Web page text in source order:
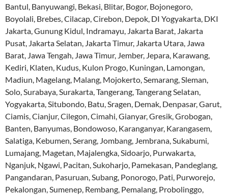
Bantul, Banyuwangi, Bekasi, Blitar, Bogor, Bojonegoro,
Boyolali, Brebes, Cilacap, Cirebon, Depok, DI Yogyakarta, DKI
Jakarta, Gunung Kidul, Indramayu, Jakarta Barat, Jakarta
Pusat, Jakarta Selatan, Jakarta Timur, Jakarta Utara, Jawa
Barat, Jawa Tengah, Jawa Timur, Jember, Jepara, Karawang,
Kediri, Klaten, Kudus, Kulon Progo, Kuningan, Lamongan,
Madiun, Magelang, Malang, Mojokerto, Semarang, Sleman,
Solo, Surabaya, Surakarta, Tangerang, Tangerang Selatan,
Yogyakarta, Situbondo, Batu, Sragen, Demak, Denpasar, Garut,
Ciamis, Cianjur, Cilegon, Cimahi, Gianyar, Gresik, Grobogan,
Banten, Banyumas, Bondowoso, Karanganyar, Karangasem,
Salatiga, Kebumen, Serang, Jombang, Jembrana, Sukabumi,
Lumajang, Magetan, Majalengka, Sidoarjo, Purwakarta,
Nganjuk, Ngawi, Pacitan, Sukoharjo, Pamekasan, Pandeglang,
Pangandaran, Pasuruan, Subang, Ponorogo, Pati, Purworejo,
Pekalongan, Sumenep, Rembang, Pemalang, Probolinggo,